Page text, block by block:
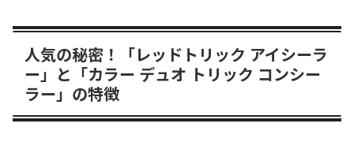
人気の秘密！「レッドトリック アイシーラ
ー」と「カラー デュオ トリック コンシー
ラー」の特徴